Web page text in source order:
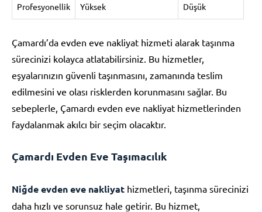
Profesyonellik Yüksek Düşük
Çamardı’da evden eve nakliyat hizmeti alarak taşınma
sürecinizi kolayca atlatabilirsiniz. Bu hizmetler,
eşyalarınızın güvenli taşınmasını, zamanında teslim
edilmesini ve olası risklerden korunmasını sağlar. Bu
sebeplerle, Çamardı evden eve nakliyat hizmetlerinden
faydalanmak akılcı bir seçim olacaktır.
Çamardı Evden Eve Taşımacılık
Niğde evden eve nakliyat hizmetleri, taşınma sürecinizi
daha hızlı ve sorunsuz hale getirir. Bu hizmet,